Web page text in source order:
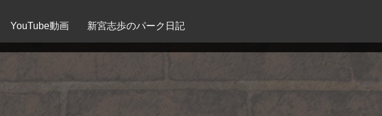
YouTube動画 新宮志歩のパーク日記